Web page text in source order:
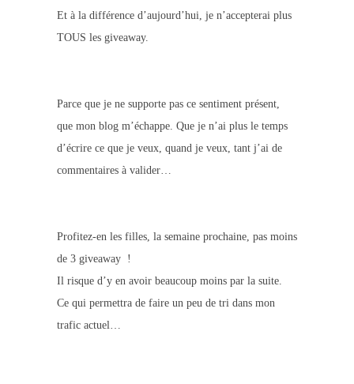
Et à la différence d’aujourd’hui, je n’accepterai plus
TOUS les giveaway.
Parce que je ne supporte pas ce sentiment présent,
que mon blog m’échappe. Que je n’ai plus le temps
d’écrire ce que je veux, quand je veux, tant j’ai de
commentaires à valider…
Profitez-en les filles, la semaine prochaine, pas moins
de 3 giveaway !
Il risque d’y en avoir beaucoup moins par la suite.
Ce qui permettra de faire un peu de tri dans mon
trafic actuel…